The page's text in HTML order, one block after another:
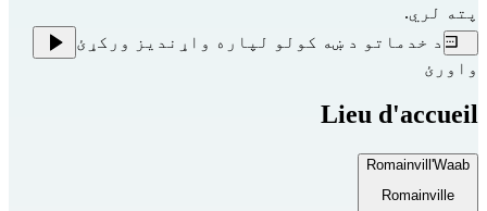
پته لري.
د خدماتو د ښه کولو لپاره واړندیز ورکړئ
واورئ
Lieu d'accueil
Romainvill'Waab
Romainville